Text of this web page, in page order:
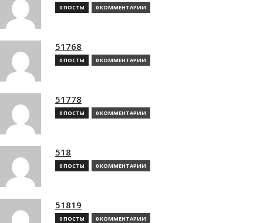
0 ПОСТЫ 0 КОММЕНТАРИИ
51768
0 ПОСТЫ 0 КОММЕНТАРИИ
51778
0 ПОСТЫ 0 КОММЕНТАРИИ
518
0 ПОСТЫ 0 КОММЕНТАРИИ
51819
0 ПОСТЫ 0 КОММЕНТАРИИ